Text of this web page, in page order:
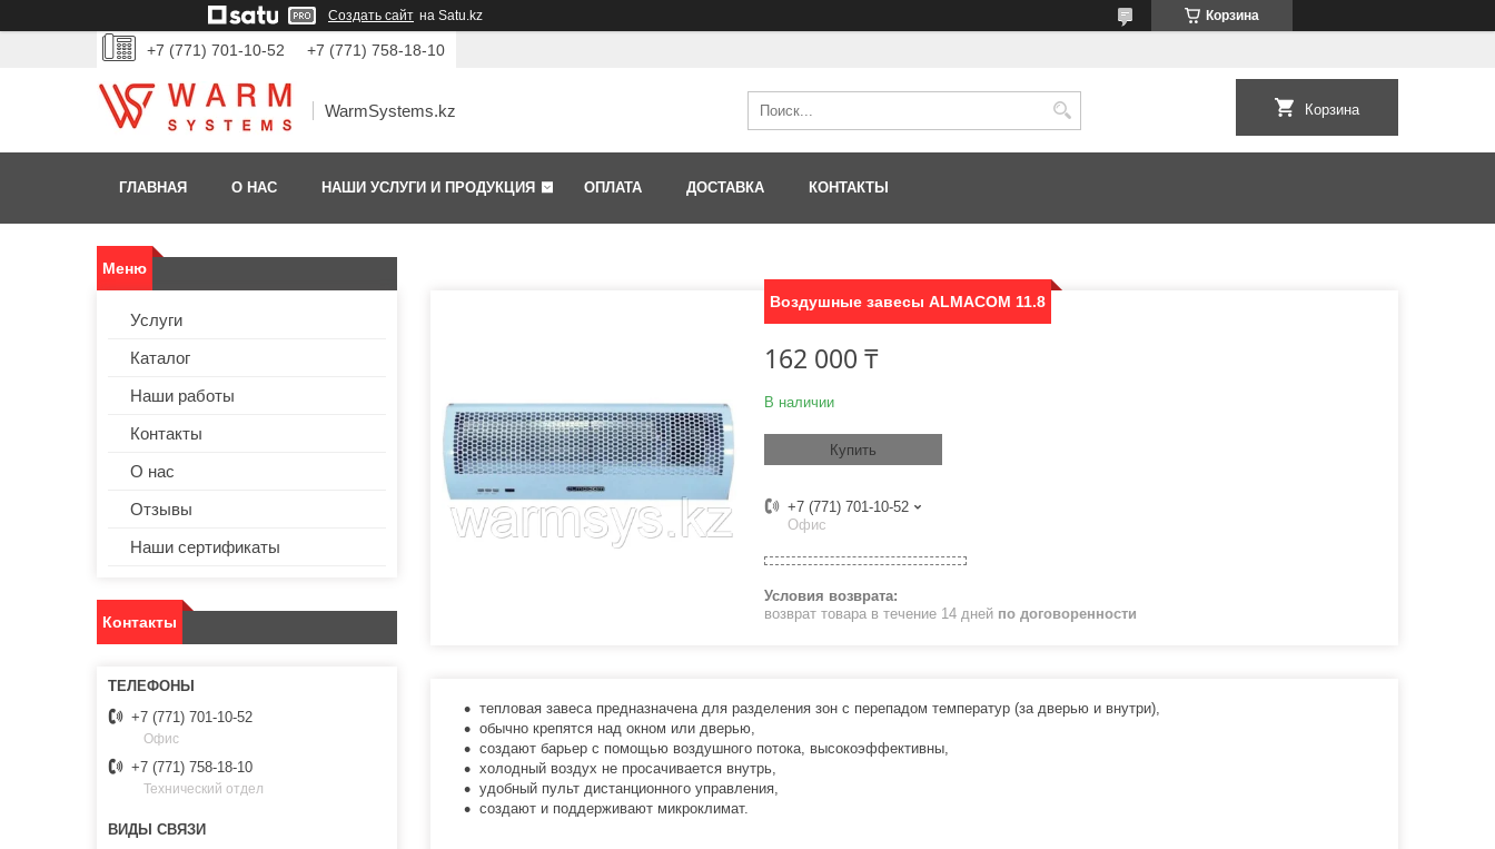
Создать сайт на Satu.kz Корзина
+7 (771) 701-10-52 +7 (771) 758-18-10
WarmSystems.kz Корзина
ГЛАВНАЯ О НАС НАШИ УСЛУГИ И ПРОДУКЦИЯ ОПЛАТА ДОСТАВКА КОНТАКТЫ
Воздушные завесы ALMACOM 11.8
162 000 ₸
В наличии
Купить
+7 (771) 701-10-52
Офис
возврат товара в течение 14 дней по договоренности
тепловая завеса предназначена для разделения зон с перепадом температур (за дверью и внутри),
обычно крепятся над окном или дверью,
создают барьер с помощью воздушного потока, высокоэффективны,
холодный воздух не просачивается внутрь,
удобный пульт дистанционного управления,
создают и поддерживают микроклимат.
Услуги
Каталог
Наши работы
Контакты
О нас
Отзывы
Наши сертификаты
Контакты
+7 (771) 701-10-52
Офис
+7 (771) 758-18-10
Технический отдел